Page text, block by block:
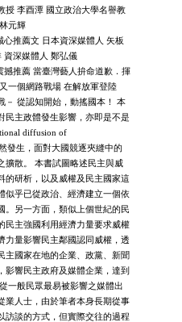
授 李酉潭 國立政治大學名譽教
元輝
薦文 日本資深媒體人 矢板
資深媒體人 鄭弘儀
薦 當臺灣藝人拚命道歉．揮
一個網路戰場 在解放軍登陸
－ 從認知開始，動搖國本！ 本
民主政體發生影響，亦即是不是
diffusion of
發生，面對大國競逐夾縫中的
擴散。 本書試圖略述民主與威
的研析，以及威權及民主國家這
似乎已從政治、經濟建立一個依
。另一方面，類似上個世紀的民
民主強國利用經濟力量要求威權
力量影響民主鄰國認同威權，透
主國家在地的企業、政黨、新聞
影響民主政府及媒體企業，達到
一般民眾最易被影響之媒體出
業人士，由於筆者本身長期從事
訪談的方式，但實際交往的過程